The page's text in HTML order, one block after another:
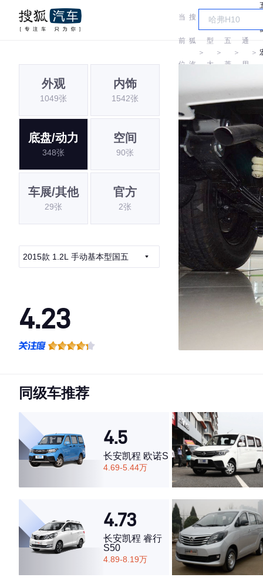
当
前
位
搜
狐
汽
＞
车
型
大
＞
五
菱
＞
通
用
五
＞
外观
1049张
内饰
1542张
底盘/动力
348张
空间
90张
车展/其他
29张
官方
2张
2015款 1.2L 手动基本型国五
4.23
·空间表现一般，低于91%同级车
同级车推荐
4.5
长安凯程 欧诺S
4.69-5.44万
4.73
长安凯程 睿行
S50
4.89-8.19万